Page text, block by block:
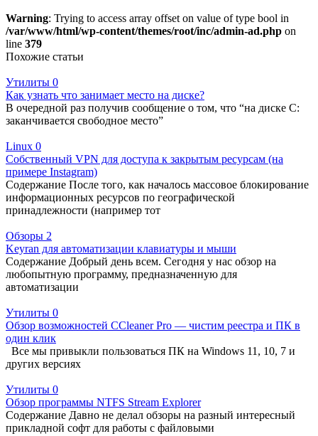
Warning: Trying to access array offset on value of type bool in
/var/www/html/wp-content/themes/root/inc/admin-ad.php on
line 379
Похожие статьи
Утилиты 0
Как узнать что занимает место на диске?
В очередной раз получив сообщение о том, что “на диске C:
заканчивается свободное место”
Linux 0
Собственный VPN для доступа к закрытым ресурсам (на
примере Instagram)
Содержание После того, как началось массовое блокирование
информационных ресурсов по географической
принадлежности (например тот
Обзоры 2
Keyran для автоматизации клавиатуры и мыши
Содержание Добрый день всем. Сегодня у нас обзор на
любопытную программу, предназначенную для
автоматизации
Утилиты 0
Обзор возможностей CCleaner Pro — чистим реестра и ПК в
один клик
Все мы привыкли пользоваться ПК на Windows 11, 10, 7 и
других версиях
Утилиты 0
Обзор программы NTFS Stream Explorer
Содержание Давно не делал обзоры на разный интересный
прикладной софт для работы с файловыми